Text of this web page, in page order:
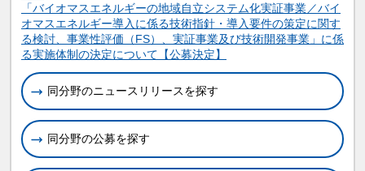
「バイオマスエネルギーの地域自立システム化実証事業／バイ
オマスエネルギー導入に係る技術指針・導入要件の策定に関す
る検討、事業性評価（FS）、実証事業及び技術開発事業」に係
る実施体制の決定について【公募決定】
同分野のニュースリリースを探す
同分野の公募を探す